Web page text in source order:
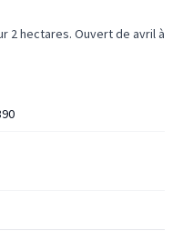
2 hectares. Ouvert de avril à